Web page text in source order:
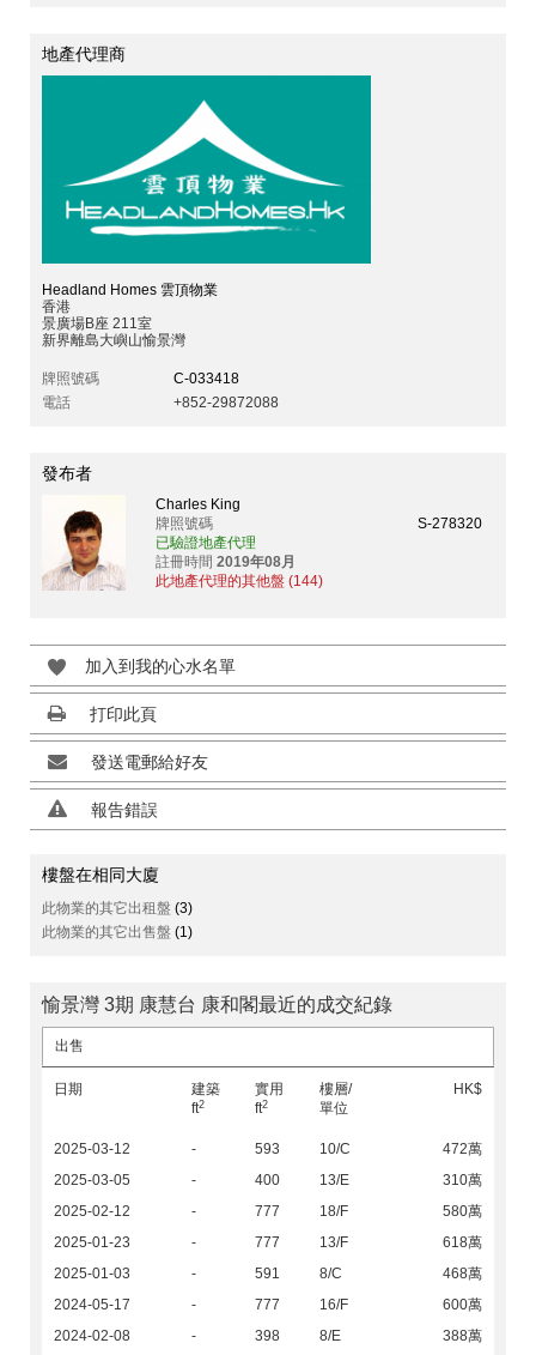
地產代理商
Headland Homes 雲頂物業
香港
景廣場B座 211室
新界離島大嶼山愉景灣
牌照號碼
C-033418
電話
+852-29872088
發布者
Charles King
牌照號碼
S-278320
已驗證地產代理
註冊時間 2019年08月
此地產代理的其他盤 (144)
加入到我的心水名單
打印此頁
發送電郵給好友
報告錯誤
樓盤在相同大廈
此物業的其它出租盤 (3)
此物業的其它出售盤 (1)
愉景灣 3期 康慧台 康和閣最近的成交紀錄
出售
日期
建築
ft2
實用
ft2
樓層/
單位
HK$
2025-03-12 - 593 10/C
472萬
2025-03-05
- 400 13/E
310萬
2025-02-12
- 777 18/F
580萬
2025-01-23
- 777 13/F
618萬
2025-01-03
- 591 8/C
468萬
2024-05-17
- 777 16/F
600萬
2024-02-08
- 398 8/E 388萬